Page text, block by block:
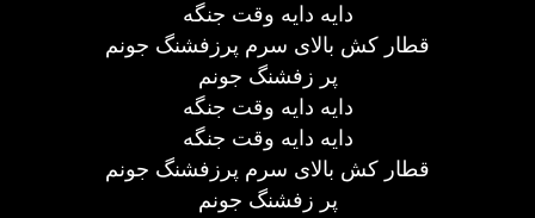
دایه دایه وقت جنگه
قطار کش بالای سرم پرزفشنگ جونم
پر زفشنگ جونم
دایه دایه وقت جنگه
دایه دایه وقت جنگه
قطار کش بالای سرم پرزفشنگ جونم
پر زفشنگ جونم